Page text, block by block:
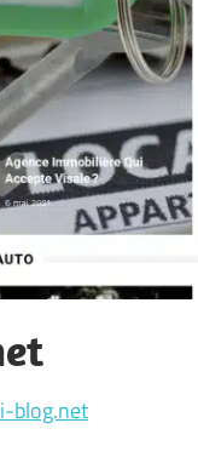
blog.net